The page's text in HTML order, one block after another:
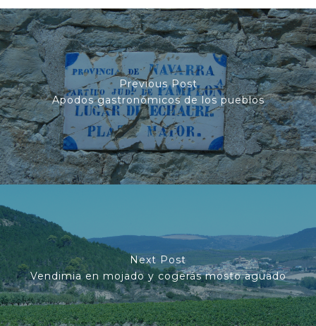
Previous Post
Apodos gastronómicos de los pueblos
Next Post
Vendimia en mojado y cogerás mosto aguado